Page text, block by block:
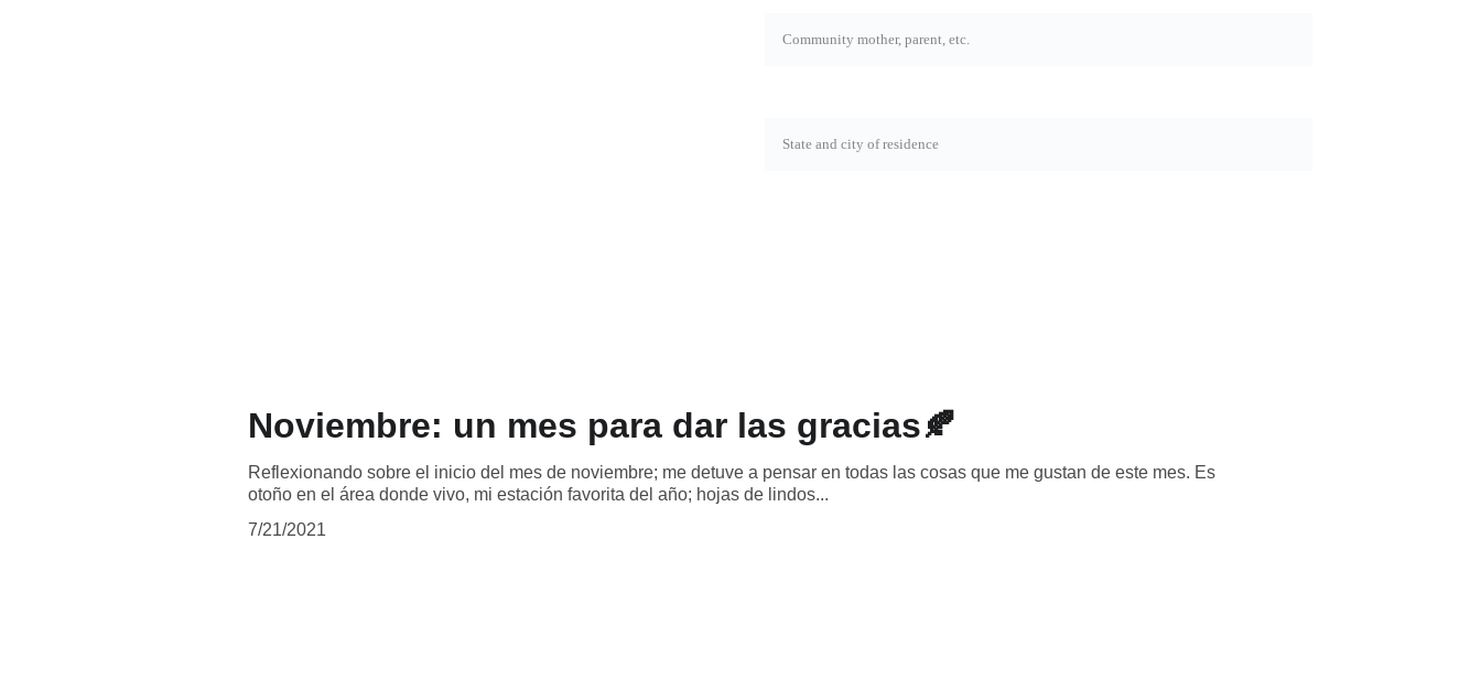
Noviembre: un mes para dar las gracias🍂
Reflexionando sobre el inicio del mes de noviembre; me detuve a pensar en todas las cosas que me gustan de este mes. Es
otoño en el área donde vivo, mi estación favorita del año; hojas de lindos...
7/21/2021